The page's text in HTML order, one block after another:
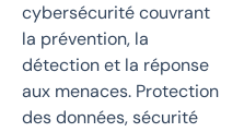
cybersécurité couvrant
la prévention, la
détection et la réponse
aux menaces. Protection
des données, sécurité